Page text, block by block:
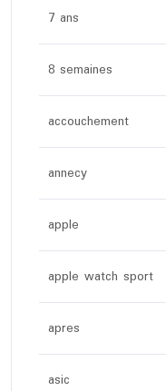
7 ans
8 semaines
accouchement
annecy
apple
apple watch sport
apres
asic